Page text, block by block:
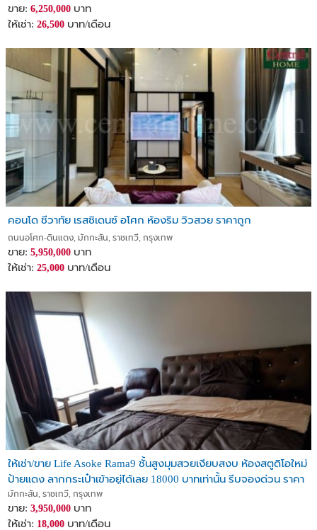
ขาย: 6,250,000 บาท
ให้เช่า: 26,500 บาท/เดือน
คอนโด ชีวาทัย เรสซิเดนซ์ อโศก ห้องริม วิวสวย ราคาถูก
ถนนอโศก-ดินแดง, มักกะสัน, ราชเทวี, กรุงเทพ
ขาย: 5,950,000 บาท
ให้เช่า: 25,000 บาท/เดือน
ให้เช่า/ขาย Life Asoke Rama9 ชั้นสูงมุมสวยเงียบสงบ ห้องสตูดิโอใหม่
ป้ายแดง ลากกระเป๋าเข้าอยู่ได้เลย 18000 บาทเท่านั้น รีบจองด่วน ราคา
ขาย 3.95 ล้านบาท
มักกะสัน, ราชเทวี, กรุงเทพ
ขาย: 3,950,000 บาท
ให้เช่า: 18,000 บาท/เดือน